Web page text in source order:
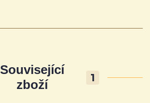
Související
zboží
1